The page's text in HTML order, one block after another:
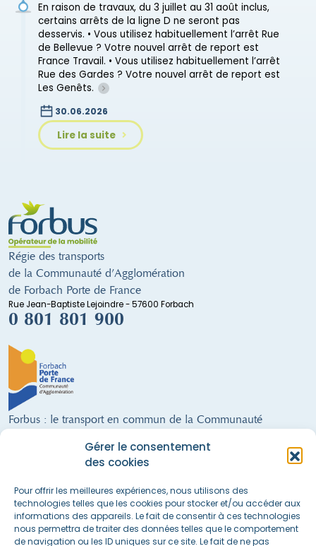
Gérer le consentement
des cookies
Pour offrir les meilleures expériences, nous utilisons des
technologies telles que les cookies pour stocker et/ou accéder aux
informations des appareils. Le fait de consentir à ces technologies
nous permettra de traiter des données telles que le comportement
de navigation ou les ID uniques sur ce site. Le fait de ne pas
En raison de travaux, du 3 juillet au 31 août inclus,
certains arrêts de la ligne D ne seront pas
desservis. • Vous utilisez habituellement l’arrêt Rue
de Bellevue ? Votre nouvel arrêt de report est
France Travail. • Vous utilisez habituellement l’arrêt
Rue des Gardes ? Votre nouvel arrêt de report est
Les Genêts.
Lire la suite
30.06.2026
Régie des transports
de la Communauté d’Agglomération
de Forbach Porte de France
Rue Jean-Baptiste Lejoindre - 57600 Forbach
0 801 801 900
Forbus : le transport en commun de la Communauté
9 lignes régulières · un service de Transport à la Demande · 300 arrêts ·
28 véhicules (dont 21 alimentés au GNV) · 68 salariés · 21 communes
FORBUS AU SERVICE DE LA MOBILITÉ DU TERRITOIRE !
Nous suivre sur les réseaux sociaux